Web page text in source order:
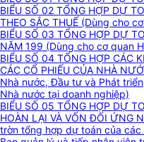
BIỂU SỐ 02 TỔNG HỢP DỰ
THEO SẮC THUẾ (Dùng cho
BIỂU SỐ 03 TỔNG HỢP DỰ
NĂM 199 (Dùng cho cơ quan
BIỂU SỐ 04 TỔNG HỢP CÁC
CÁC CỔ PHIẾU CỦA NHÀ
Nhà nước, Đầu tư và Phát
Nhà nước tại doanh nghiệp)
BIỂU SỐ 05 TỔNG HỢP DỰ
HOÀN LẠI VÀ VỐN ĐỐI ỨNG
trờn tổng hợp dự toán của